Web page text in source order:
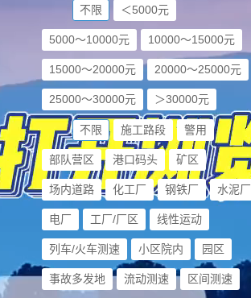
不限 ＜5000元
5000～10000元 10000～15000元
15000～20000元 20000～25000元
25000～30000元 ＞30000元
场景 不限 施工路段 警用
部队营区 港口码头 矿区
场内道路 化工厂 钢铁厂 水泥厂
电厂 工厂/厂区 线性运动
列车/火车测速 小区院内 园区
事故多发地 流动测速 区间测速